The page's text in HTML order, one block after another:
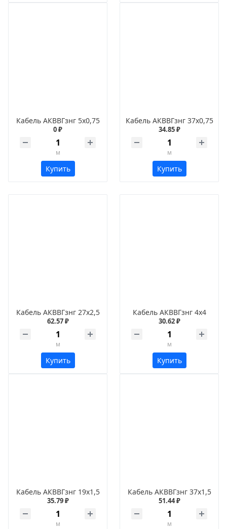
Кабель АКВВГзнг 5х0,75
0 ₽
м
Купить
Кабель АКВВГзнг 37х0,75
34.85 ₽
м
Купить
Кабель АКВВГзнг 27х2,5
62.57 ₽
м
Купить
Кабель АКВВГзнг 4х4
30.62 ₽
м
Купить
Кабель АКВВГзнг 19х1,5
35.79 ₽
м
Кабель АКВВГзнг 37х1,5
51.44 ₽
м